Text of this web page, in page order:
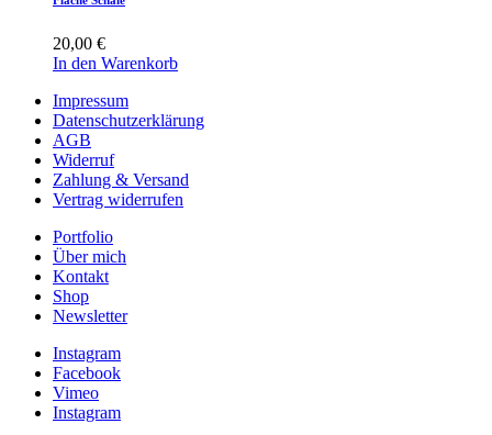
20,00 €
In den Warenkorb
Impressum
Datenschutzerklärung
AGB
Widerruf
Zahlung & Versand
Vertrag widerrufen
Portfolio
Über mich
Kontakt
Shop
Newsletter
Instagram
Facebook
Vimeo
Instagram